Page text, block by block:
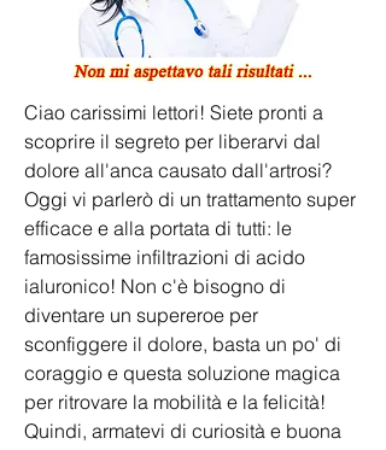
Ciao carissimi lettori! Siete pronti a
scoprire il segreto per liberarvi dal
dolore all'anca causato dall'artrosi?
Oggi vi parlerò di un trattamento super
efficace e alla portata di tutti: le
famosissime infiltrazioni di acido
ialuronico! Non c'è bisogno di
diventare un supereroe per
sconfiggere il dolore, basta un po' di
coraggio e questa soluzione magica
per ritrovare la mobilità e la felicità!
Quindi, armatevi di curiosità e buona